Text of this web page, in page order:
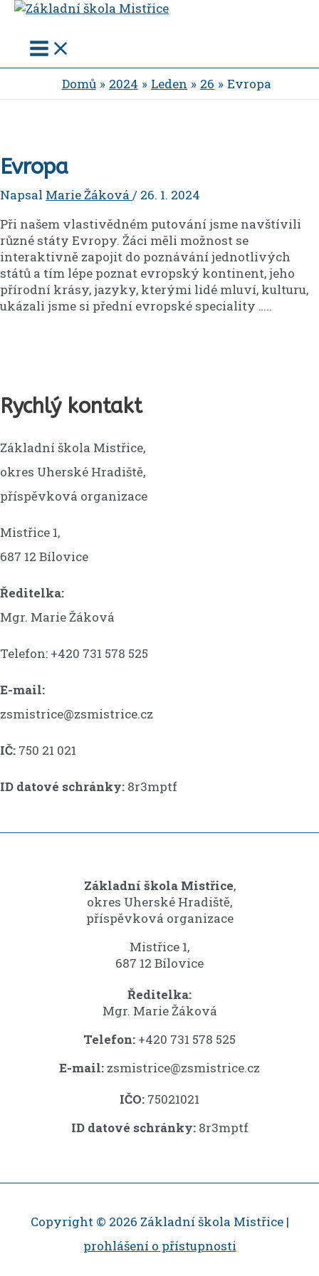
Přeskočit
obsah
Main
Menu
Domů 2024 Leden 26 Evropa
Evropa
Napsal Marie Žáková / 26. 1. 2024
Při našem vlastivědném putování jsme navštívili
různé státy Evropy. Žáci měli možnost se
interaktivně zapojit do poznávání jednotlivých
států a tím lépe poznat evropský kontinent, jeho
přírodní krásy, jazyky, kterými lidé mluví, kulturu,
ukázali jsme si přední evropské speciality …..
Rychlý kontakt
Základní škola Mistřice,
okres Uherské Hradiště,
příspěvková organizace
Mistřice 1,
687 12 Bílovice
Ředitelka:
Mgr. Marie Žáková
Telefon: +420 731 578 525
E-mail:
zsmistrice@zsmistrice.cz
IČ: 750 21 021
ID datové schránky: 8r3mptf
Základní škola Mistřice,
okres Uherské Hradiště,
příspěvková organizace
Mistřice 1,
687 12 Bílovice
Ředitelka:
Mgr. Marie Žáková
Telefon: +420 731 578 525
E-mail: zsmistrice@zsmistrice.cz
IČO: 75021021
ID datové schránky:8r3mptf
Copyright © 2026 Základní škola Mistřice |
prohlášení o přístupnosti